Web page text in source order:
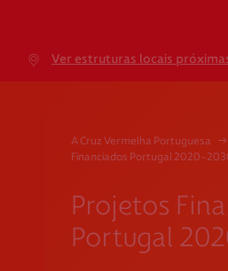
Ver estruturas locais
sede@cruzvermelha.org.pt
+351 213 913 900
Cartão de Saúde
A Cruz Vermelha Portuguesa →
Financiados Portugal 2020-
Projetos
Portugal